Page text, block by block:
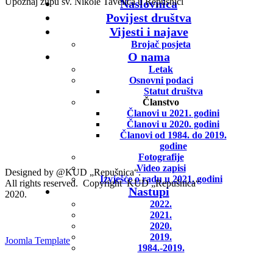
Naslovnica
Povijest društva
Vijesti i najave
Brojač posjeta
O nama
Letak
Osnovni podaci
Statut društva
Članstvo
Članovi u 2021. godini
Članovi u 2020. godini
Članovi od 1984. do 2019.
godine
Fotografije
Video zapisi
Izvješće o radu u 2021. godini
Nastupi
2022.
2021.
2020.
2019.
1984.-2019.
Designed by @KUD „Repušnica“.
All rights reserved. Copyright KUD „Repušnica“
2020.
Joomla Template